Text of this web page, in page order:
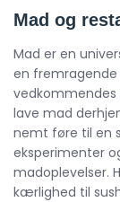
Mad og
Mad er en
en fremragende
lave mad
nemt føre til en
eksperimenter
madoplevelser.
kærlighed til